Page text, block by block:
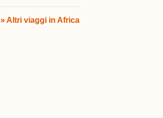
» Altri viaggi in Africa